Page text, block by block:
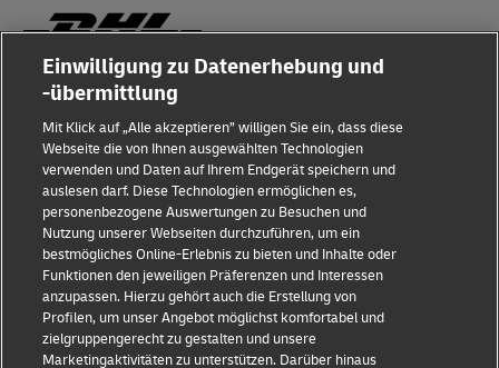
Betrugserkennung
Rechtliche Hinweise
Nutzungsbedingungen
Datenschutzhinweis
Streitbeilegung
Barrierefreiheit
Weitere Informationen
Einwilligung zu Datenerhebung und
-übermittlung
Mit Klick auf „Alle akzeptieren” willigen Sie ein, dass diese
Webseite die von Ihnen ausgewählten Technologien
verwenden und Daten auf Ihrem Endgerät speichern und
auslesen darf. Diese Technologien ermöglichen es,
personenbezogene Auswertungen zu Besuchen und
Nutzung unserer Webseiten durchzuführen, um ein
bestmögliches Online-Erlebnis zu bieten und Inhalte oder
Funktionen den jeweiligen Präferenzen und Interessen
anzupassen. Hierzu gehört auch die Erstellung von
Profilen, um unser Angebot möglichst komfortabel und
zielgruppengerecht zu gestalten und unsere
Marketingaktivitäten zu unterstützen. Darüber hinaus